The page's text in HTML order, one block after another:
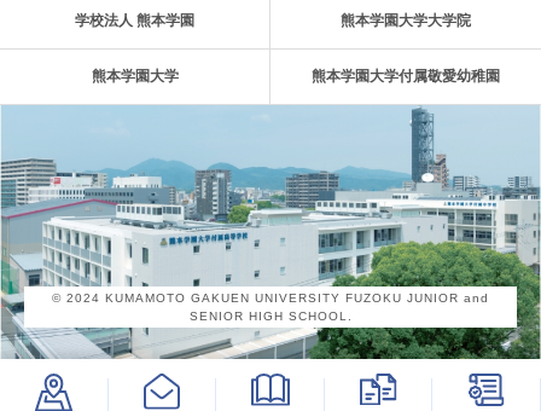
学校法人 熊本学園 熊本学園大学大学院
熊本学園大学 熊本学園大学付属敬愛幼稚園
© 2024 KUMAMOTO GAKUEN UNIVERSITY FUZOKU JUNIOR and
SENIOR HIGH SCHOOL.